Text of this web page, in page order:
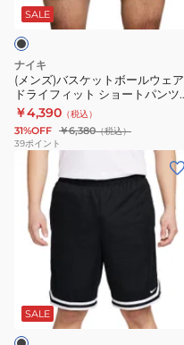
DNA
ド
ラ
イ
フ
ィ
ッ
FN2652-
ト
ボ
ー
ル
ウ
ェ
ア
シ
ョ
SALE
ナイキ
(メンズ)バスケットボールウェア
ドライフィット ショートパンツ
HV1881-010
￥4,390 （税込）
31%OFF ￥6,380（税込）
39ポイント
(メ
ズ)
パ
ン
SALE
ラ
ク